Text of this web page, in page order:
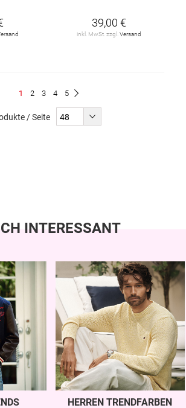
39,00 €
inkl. MwSt. zzgl. Versand
Du
1 Seite
2 Seite
3 Seite
4 Seite
5
/ Seite
INTERESSANT
HERREN TRENDFARBEN